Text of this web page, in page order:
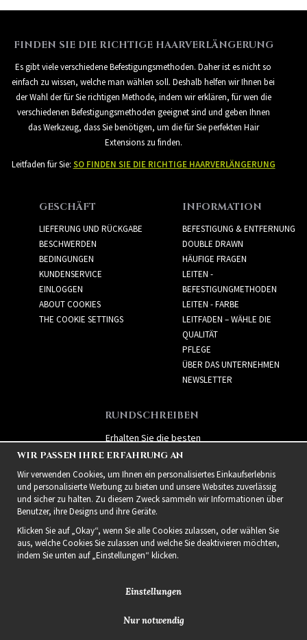
FINDEN SIE DIE RICHTIGE HAARVERLÄNGERUNG
Es gibt viele verschiedene Befestigungsmethoden. Daher ist es nicht so
einfach zu wissen, welche man wählen soll. Deshalb helfen wir Ihnen bei
der Wahl der für Sie richtigen Methode, indem wir erklären, für wen die
verschiedenen Befestigungsmethoden geeignet sind und geben Ihnen
das Werkzeug, dass Sie benötigen, um die für Sie perfekten Hair
Extensions zu finden.
Leitfaden für Sie: SO FINDEN SIE DIE RICHTIGE HAARVERLÄNGERUNG
GESCHÄFT
LIEFERUNG UND RÜCKGABE
BESCHWERDEN
BEDINGUNGEN
KUNDENSERVICE
EINLOGGEN
ABOUT COOKIES
THE COOKIE SETTINGS
INFORMATION
BEFESTIGUNG & ENTFERNUNG
DOUBLE DRAWN
HÄUFIGE FRAGEN
LEITEN -
BEFESTIGUNGMETHODEN
LEITEN - FARBE
LEITFADEN – WÄHLE DIE
QUALITÄT
PFLEGE
ÜBER DAS UNTERNEHMEN
NEWSLETTER
RUNDSCHREIBEN
Erhalten Sie die besten
Angebote und spannende
neue Produkte!
2021 Delightful Hair
WIR PASSEN IHRE ERFAHRUNG AN
Wir verwenden Cookies, um Ihnen ein personalisiertes Einkaufserlebnis
und personalisierte Werbung zu bieten und unsere Websites zuverlässig
und sicher zu halten. Zu diesem Zweck sammeln wir Informationen über
Benutzer, ihre Designs und ihre Geräte.
Klicken Sie auf „Okay“, wenn Sie alle Cookies zulassen, oder wählen Sie
aus, welche Cookies Sie zulassen und welche Sie deaktivieren möchten,
indem Sie unten auf „Einstellungen“ klicken.
Einstellungen
Nur notwendig